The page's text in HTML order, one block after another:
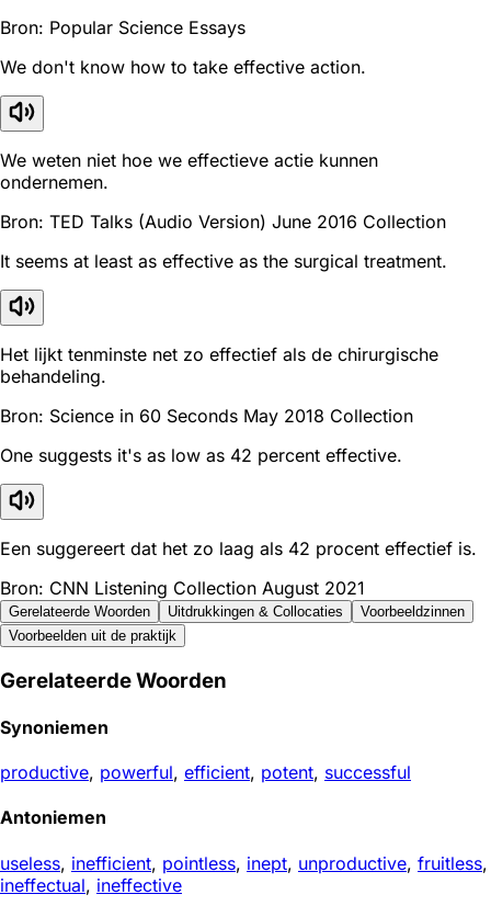
Bron: Popular Science Essays
We don't know how to take effective action.
We weten niet hoe we effectieve actie kunnen
ondernemen.
Bron: TED Talks (Audio Version) June 2016 Collection
It seems at least as effective as the surgical treatment.
Het lijkt tenminste net zo effectief als de chirurgische
behandeling.
Bron: Science in 60 Seconds May 2018 Collection
One suggests it's as low as 42 percent effective.
Een suggereert dat het zo laag als 42 procent effectief is.
Bron: CNN Listening Collection August 2021
Gerelateerde Woorden Uitdrukkingen & Collocaties
Voorbeeldzinnen
Voorbeelden uit de praktijk
Gerelateerde Woorden
Synoniemen
productive, powerful, efficient, potent, successful
Antoniemen
useless, inefficient, pointless, inept, unproductive, fruitless,
ineffectual, ineffective